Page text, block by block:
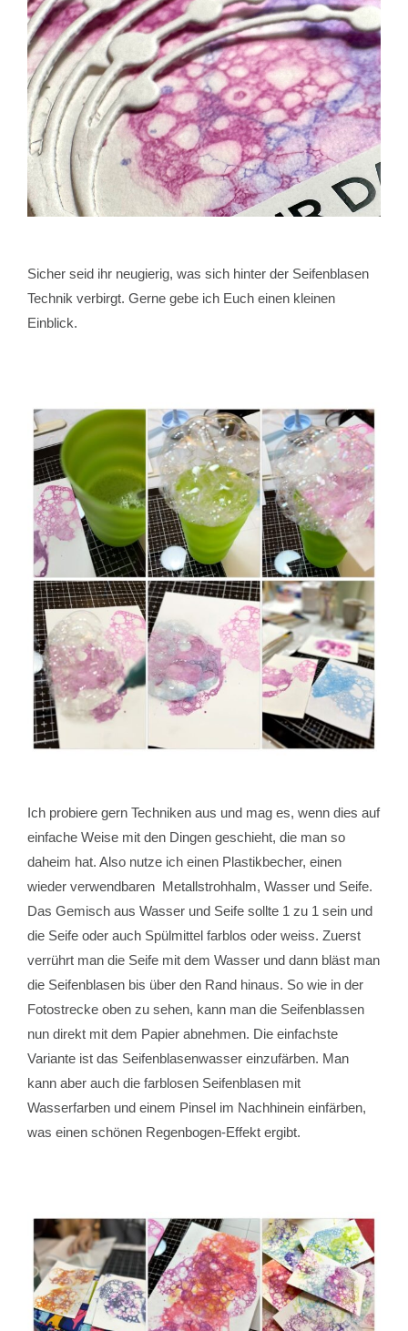
Sicher seid ihr neugierig, was sich hinter der Seifenblasen
Technik verbirgt. Gerne gebe ich Euch einen kleinen
Einblick.
Ich probiere gern Techniken aus und mag es, wenn dies auf
einfache Weise mit den Dingen geschieht, die man so
daheim hat. Also nutze ich einen Plastikbecher, einen
wieder verwendbaren Metallstrohhalm, Wasser und Seife.
Das Gemisch aus Wasser und Seife sollte 1 zu 1 sein und
die Seife oder auch Spülmittel farblos oder weiss. Zuerst
verrührt man die Seife mit dem Wasser und dann bläst man
die Seifenblasen bis über den Rand hinaus. So wie in der
Fotostrecke oben zu sehen, kann man die Seifenblassen
nun direkt mit dem Papier abnehmen. Die einfachste
Variante ist das Seifenblasenwasser einzufärben. Man
kann aber auch die farblosen Seifenblasen mit
Wasserfarben und einem Pinsel im Nachhinein einfärben,
was einen schönen Regenbogen-Effekt ergibt.